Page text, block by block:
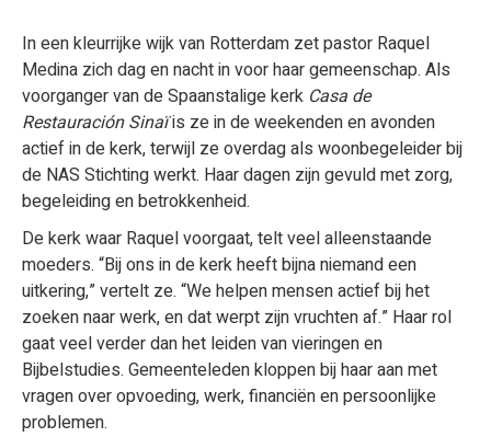
In een kleurrijke wijk van Rotterdam zet pastor Raquel
Medina zich dag en nacht in voor haar gemeenschap. Als
voorganger van de Spaanstalige kerk Casa de
Restauración Sinaïis ze in de weekenden en avonden
actief in de kerk, terwijl ze overdag als woonbegeleider bij
de NAS Stichting werkt. Haar dagen zijn gevuld met zorg,
begeleiding en betrokkenheid.
De kerk waar Raquel voorgaat, telt veel alleenstaande
moeders. “Bij ons in de kerk heeft bijna niemand een
uitkering,” vertelt ze. “We helpen mensen actief bij het
zoeken naar werk, en dat werpt zijn vruchten af.” Haar rol
gaat veel verder dan het leiden van vieringen en
Bijbelstudies. Gemeenteleden kloppen bij haar aan met
vragen over opvoeding, werk, financiën en persoonlijke
problemen.